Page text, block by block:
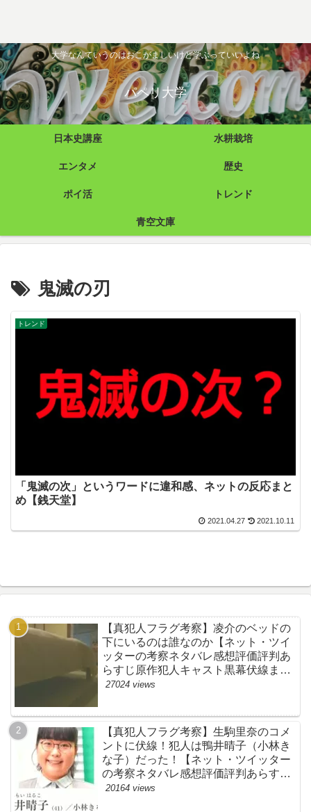
大学なんていうのはおこがましいけど学ぶっていいよね
パペリ大学
日本史講座 水耕栽培
エンタメ 歴史
ポイ活 トレンド
青空文庫
鬼滅の刃
トレンド
「鬼滅の次」というワードに違和感、ネットの反応まと
め【銭天堂】
2021.04.27 2021.10.11
【真犯人フラグ考察】凌介のベッドの
下にいるのは誰なのか【ネット・ツイ
ッターの考察ネタバレ感想評価評判あ
らすじ原作犯人キャスト黒幕伏線まと
め】
27024 views
【真犯人フラグ考察】生駒里奈のコメ
ントに伏線！犯人は鴨井晴子（小林き
な子）だった！【ネット・ツイッター
の考察ネタバレ感想評価評判あらすじ
原作犯人キャスト黒幕伏線まとめ・鴨
20164 views